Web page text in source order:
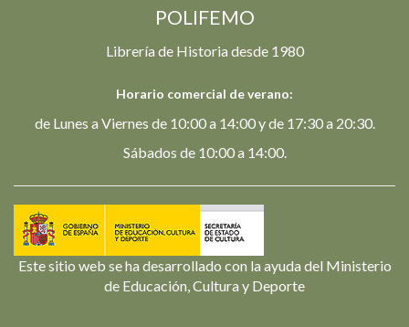
POLIFEMO
Librería de Historia desde 1980
Horario comercial de verano:
de Lunes a Viernes de 10:00 a 14:00 y de 17:30 a 20:30.
Sábados de 10:00 a 14:00.
Este sitio web se ha desarrollado con la ayuda del Ministerio
de Educación, Cultura y Deporte